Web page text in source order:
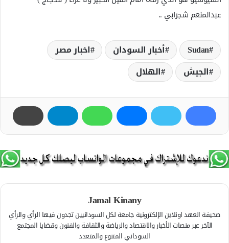
عبدالمنعم شجرابي ..
Sudan أخبار السودان
اخبار مصر
الجيش
الهلال
Jamal Kinany
صحيفة العهد اونلاين الإلكترونية جامعة لكل السودانيين تجدون فيها الرأي والرأي
الآخر عبر منصات الأخبار والاقتصاد والرياضة والثقافة والفنون وقضايا المجتمع
السوداني المتنوع والمتعدد